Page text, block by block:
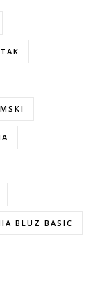
BLUZ BASIC